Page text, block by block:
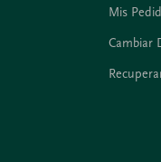
Mis
Cambiar